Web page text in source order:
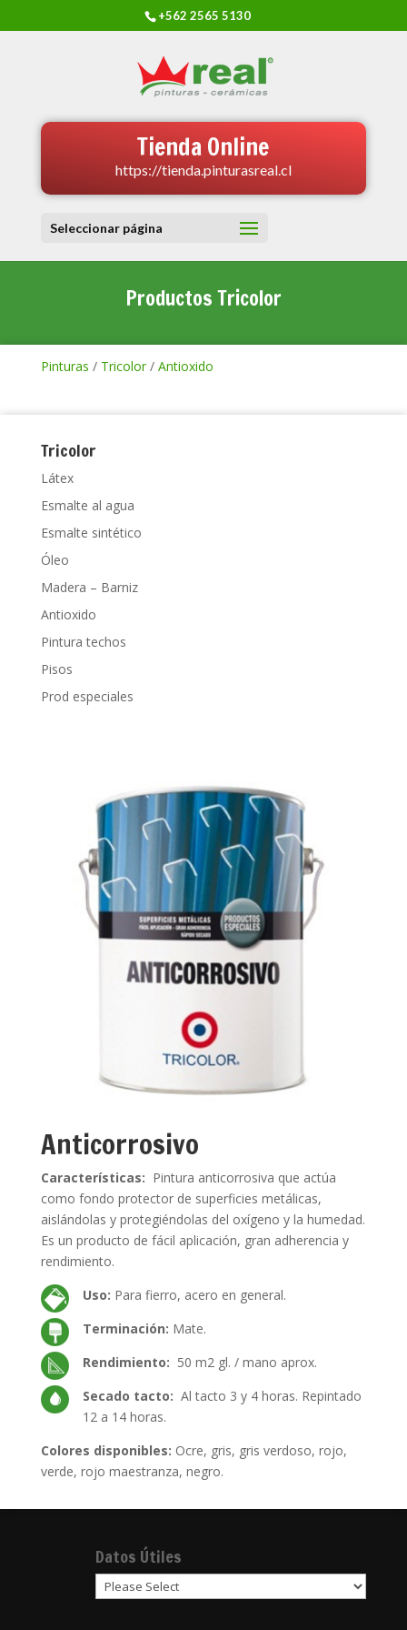
+562 2565 5130
Tienda Online
https://tienda.pinturasreal.cl
Seleccionar página
Productos Tricolor
Pinturas / Tricolor/ Antioxido
Tricolor
Látex
Esmalte al agua
Esmalte sintético
Óleo
Madera – Barniz
Antioxido
Pintura techos
Pisos
Prod especiales
Anticorrosivo
Características: Pintura anticorrosiva que actúa
como fondo protector de superficies metálicas,
aislándolas y protegiéndolas del oxígeno y la humedad.
Es un producto de fácil aplicación, gran adherencia y
rendimiento.
Uso: Para fierro, acero en general.
Terminación: Mate.
Rendimiento: 50 m2 gl. / mano aprox.
Secado tacto: Al tacto 3 y 4 horas. Repintado
12 a 14 horas.
Colores disponibles: Ocre, gris, gris verdoso, rojo,
verde, rojo maestranza, negro.
Datos Útiles